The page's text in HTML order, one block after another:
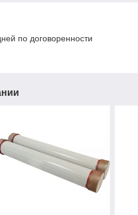
по договоренности